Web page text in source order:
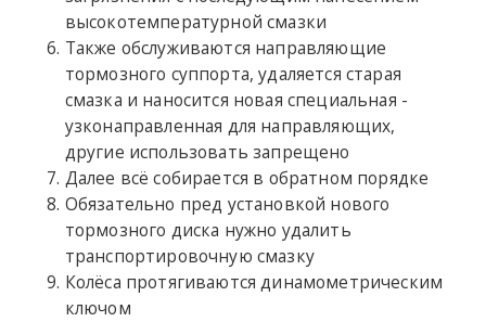
высокотемпературной смазки
Также обслуживаются направляющие
тормозного суппорта, удаляется старая
смазка и наносится новая специальная -
узконаправленная для направляющих,
другие использовать запрещено
Далее всё собирается в обратном порядке
Обязательно пред установкой нового
тормозного диска нужно удалить
транспортировочную смазку
Колёса протягиваются динамометрическим
ключом